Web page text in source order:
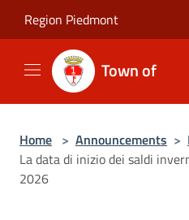
Region Piedmont
Town of
Home > Announcements >
La data di inizio dei saldi
2026